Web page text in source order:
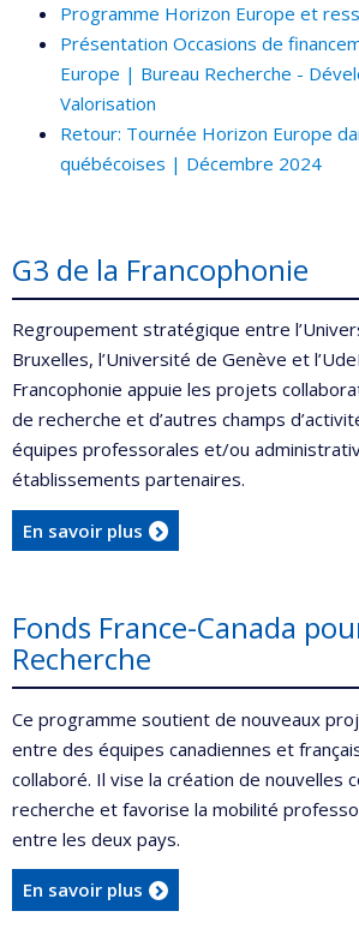
Programme Horizon Europe et
Présentation Occasions de
Europe | Bureau Recherche -
Valorisation
Retour: Tournée Horizon Europe
québécoises | Décembre 2024
G3 de la Francophonie
Regroupement stratégique entre
Bruxelles, l’Université de Genève et
Francophonie appuie les projets
de recherche et d’autres champs
équipes professorales et/ou
établissements partenaires.
En savoir plus
Fonds France-Canada
Recherche
Ce programme soutient de nouveaux
entre des équipes canadiennes et
collaboré. Il vise la création de nouvelles
recherche et favorise la mobilité
entre les deux pays.
En savoir plus